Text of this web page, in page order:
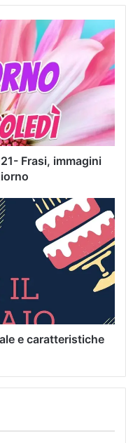
Frasi, immagini
e caratteristiche